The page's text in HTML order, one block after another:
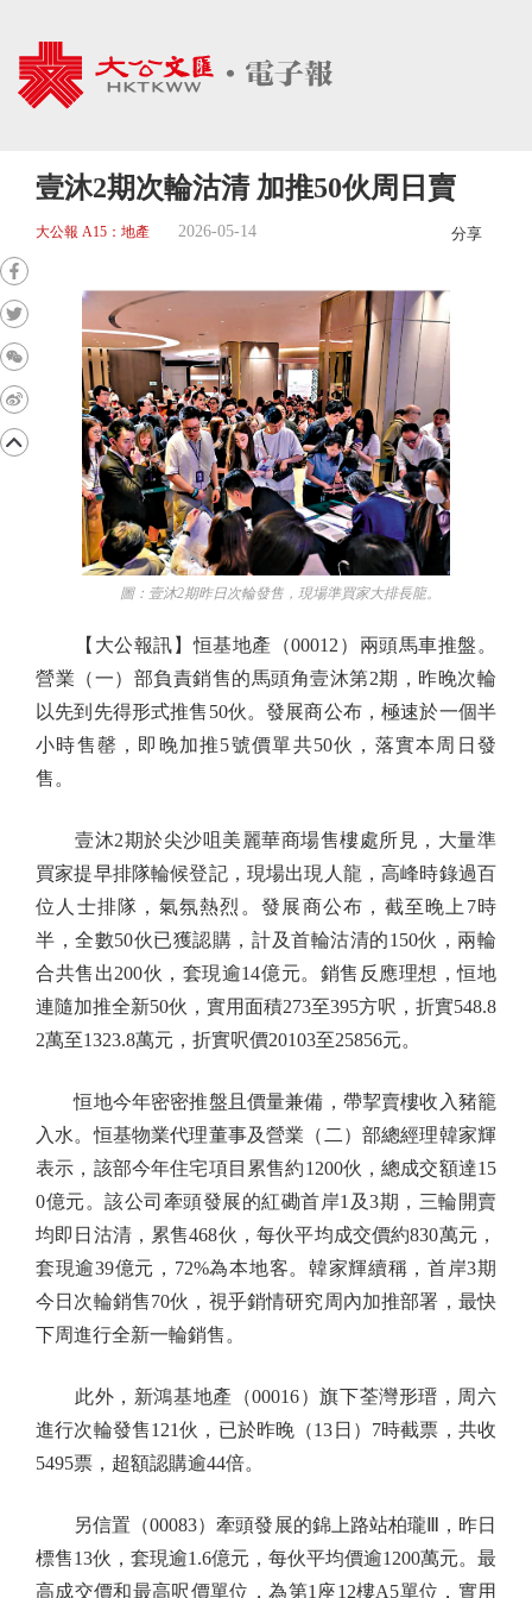
壹沐2期次輪沽清 加推50伙周日賣
大公報 A15：地產 2026-05-14 分享
圖：壹沐2期昨日次輪發售，現場準買家大排長龍。
【大公報訊】恒基地產（00012）兩頭馬車推盤。
營業（一）部負責銷售的馬頭角壹沐第2期，昨晚次輪
以先到先得形式推售50伙。發展商公布，極速於一個半
小時售罄，即晚加推5號價單共50伙，落實本周日發
售。
壹沐2期於尖沙咀美麗華商場售樓處所見，大量準
買家提早排隊輪候登記，現場出現人龍，高峰時錄過百
位人士排隊，氣氛熱烈。發展商公布，截至晚上7時
半，全數50伙已獲認購，計及首輪沽清的150伙，兩輪
合共售出200伙，套現逾14億元。銷售反應理想，恒地
連隨加推全新50伙，實用面積273至395方呎，折實548.8
2萬至1323.8萬元，折實呎價20103至25856元。
恒地今年密密推盤且價量兼備，帶挈賣樓收入豬籠
入水。恒基物業代理董事及營業（二）部總經理韓家輝
表示，該部今年住宅項目累售約1200伙，總成交額達15
0億元。該公司牽頭發展的紅磡首岸1及3期，三輪開賣
均即日沽清，累售468伙，每伙平均成交價約830萬元，
套現逾39億元，72%為本地客。韓家輝續稱，首岸3期
今日次輪銷售70伙，視乎銷情研究周內加推部署，最快
下周進行全新一輪銷售。
此外，新鴻基地產（00016）旗下荃灣形瑨，周六
進行次輪發售121伙，已於昨晚（13日）7時截票，共收
5495票，超額認購逾44倍。
另信置（00083）牽頭發展的錦上路站柏瓏Ⅲ，昨日
標售13伙，套現逾1.6億元，每伙平均價逾1200萬元。最
高成交價和最高呎價單位，為第1座12樓A5單位，實用